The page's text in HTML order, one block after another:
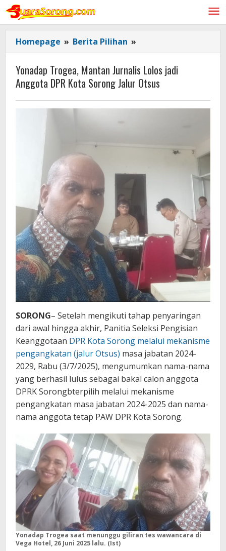
Lewati
konten
Homepage » Berita Pilihan »
Trogea,
Mantan
Jurnalis
Lolos
jadi
Otsus
Yonadap Trogea, Mantan Jurnalis Lolos jadi
Anggota DPR Kota Sorong Jalur Otsus
SORONG– Setelah mengikuti tahap penyaringan
dari awal hingga akhir, Panitia Seleksi Pengisian
Keanggotaan DPR Kota Sorong melalui mekanisme
pengangkatan (jalur Otsus) masa jabatan 2024-
2029, Rabu (3/7/2025), mengumumkan nama-nama
yang berhasil lulus sebagai bakal calon anggota
DPRK Sorongbterpilih melalui mekanisme
pengangkatan masa jabatan 2024-2025 dan nama-
nama anggota tetap PAW DPR Kota Sorong.
Yonadap Trogea saat menunggu giliran tes wawancara di
Vega Hotel, 26 Juni 2025 lalu. (Ist)